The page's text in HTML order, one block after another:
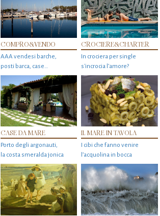
COMPRO&VENDO
AAA vendesi barche,
posti barca, case…
CROCIERE&CHARTER
In crociera per single
s'incrocia l’amore?
CASE DA MARE
Porto degli argonauti,
la costa smeralda jonica
IL MARE IN TAVOLA
I cibi che fanno venire
l’acquolina in bocca